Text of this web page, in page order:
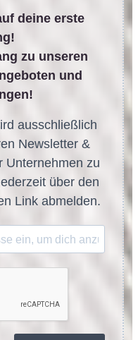
deine erste
zu unseren
und
ausschließlich
Newsletter &
Unternehmen zu
über den
Link abmelden.